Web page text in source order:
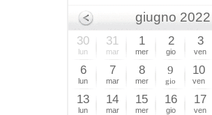
giugno 2022
30
lun
31
mar
1
mer
2
gio
3
ven
6
lun
7
mar
8
mer
9
gio
10
ven
13
lun
14
mar
15
mer
16
gio
17
ven